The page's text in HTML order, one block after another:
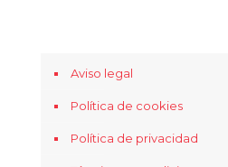
Aviso legal
Política de cookies
Política de privacidad